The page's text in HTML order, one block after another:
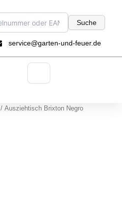
service@garten-und-feuer.de
Suche
/ Ausziehtisch Brixton Negro